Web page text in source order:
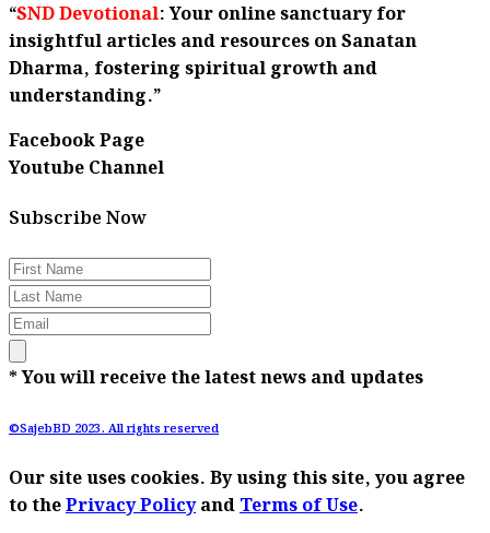
“SND Devotional: Your online sanctuary for
insightful articles and resources on Sanatan
Dharma, fostering spiritual growth and
understanding.”
Facebook Page
Youtube Channel
Subscribe Now
* You will receive the latest news and updates
©SajebBD 2023. All rights reserved
Our site uses cookies. By using this site, you agree
to thePrivacy PolicyandTerms of Use.